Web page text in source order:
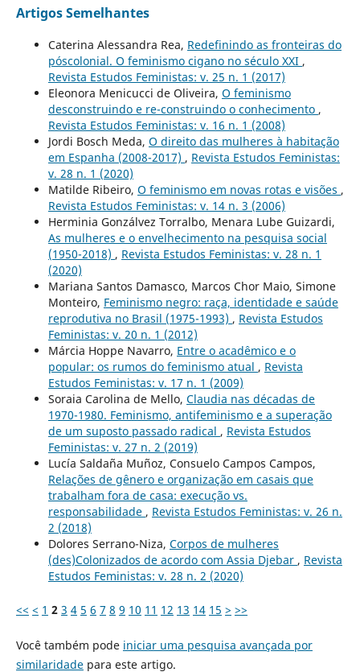
Artigos Semelhantes
Caterina Alessandra Rea, Redefinindo as fronteiras do
póscolonial. O feminismo cigano no século XXI ,
Revista Estudos Feministas: v. 25 n. 1 (2017)
Eleonora Menicucci de Oliveira, O feminismo
desconstruindo e re-construindo o conhecimento ,
Revista Estudos Feministas: v. 16 n. 1 (2008)
Jordi Bosch Meda, O direito das mulheres à habitação
em Espanha (2008-2017) , Revista Estudos Feministas:
v. 28 n. 1 (2020)
Matilde Ribeiro, O feminismo em novas rotas e visões ,
Revista Estudos Feministas: v. 14 n. 3 (2006)
Herminia Gonzálvez Torralbo, Menara Lube Guizardi,
As mulheres e o envelhecimento na pesquisa social
(1950-2018) , Revista Estudos Feministas: v. 28 n. 1
(2020)
Mariana Santos Damasco, Marcos Chor Maio, Simone
Monteiro, Feminismo negro: raça, identidade e saúde
reprodutiva no Brasil (1975-1993) , Revista Estudos
Feministas: v. 20 n. 1 (2012)
Márcia Hoppe Navarro, Entre o acadêmico e o
popular: os rumos do feminismo atual , Revista
Estudos Feministas: v. 17 n. 1 (2009)
Soraia Carolina de Mello, Claudia nas décadas de
1970-1980. Feminismo, antifeminismo e a superação
de um suposto passado radical , Revista Estudos
Feministas: v. 27 n. 2 (2019)
Lucía Saldaña Muñoz, Consuelo Campos Campos,
Relações de gênero e organização em casais que
trabalham fora de casa: execução vs.
responsabilidade , Revista Estudos Feministas: v. 26 n.
2 (2018)
Dolores Serrano-Niza, Corpos de mulheres
(des)Colonizados de acordo com Assia Djebar , Revista
Estudos Feministas: v. 28 n. 2 (2020)
<< < 1 2 3 4 5 6 7 8 9 10 11 12 13 14 15 > >>
Você também pode iniciar uma pesquisa avançada por
similaridadepara este artigo.